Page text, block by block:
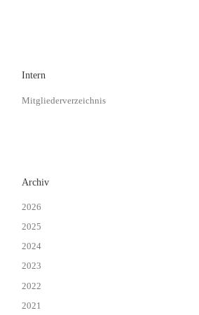
Intern
Mitgliederverzeichnis
Archiv
2026
2025
2024
2023
2022
2021